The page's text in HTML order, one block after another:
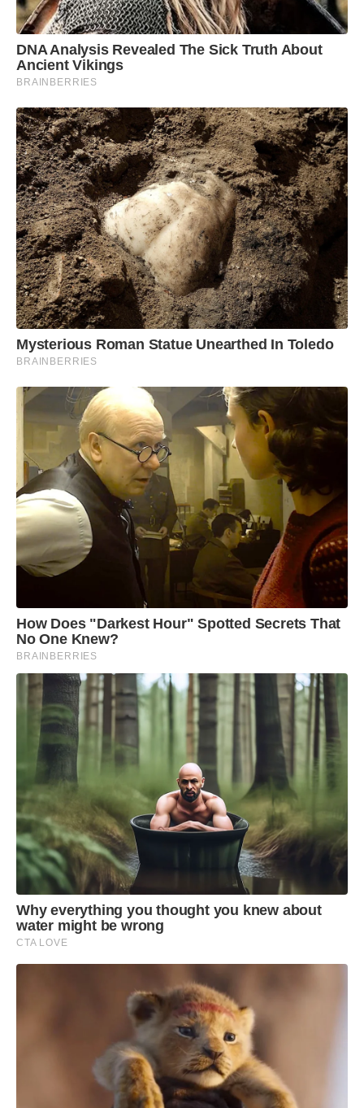
DNA Analysis Revealed The Sick Truth About
Ancient Vikings
BRAINBERRIES
Mysterious Roman Statue Unearthed In Toledo
BRAINBERRIES
How Does "Darkest Hour" Spotted Secrets That
No One Knew?
BRAINBERRIES
Why everything you thought you knew about
water might be wrong
CTA LOVE